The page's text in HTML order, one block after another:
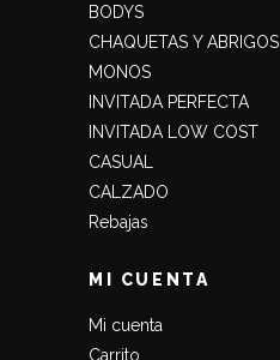
BODYS
CHAQUETAS Y ABRIGOS
MONOS
INVITADA PERFECTA
INVITADA LOW COST
CASUAL
CALZADO
Rebajas
MI CUENTA
Mi cuenta
Carrito